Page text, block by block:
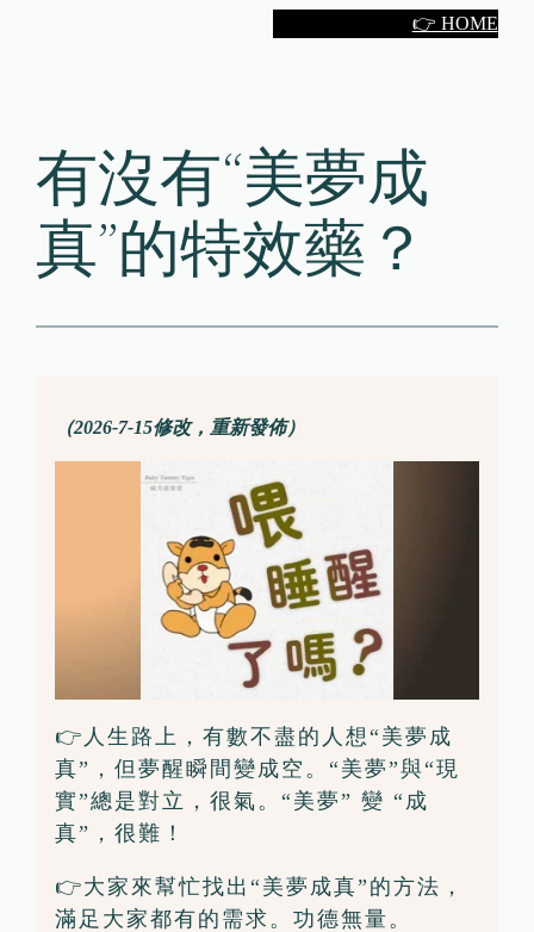
👉 HOME
有沒有“美夢成
真”的特效藥？
（2026-7-15修改，重新發佈）
👉人生路上，有數不盡的人想“美夢成
真”，但夢醒瞬間變成空。“美夢”與“現
實”總是對立，很氣。“美夢” 變 “成
真”，很難！
👉大家來幫忙找出“美夢成真”的方法，
滿足大家都有的需求。功德無量。